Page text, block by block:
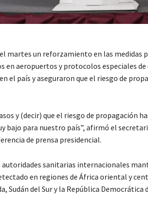
martes un reforzamiento en las medidas
aeropuertos y protocolos especiales de
el país y aseguraron que el riesgo de
y (decir) que el riesgo de propagación
bajo para nuestro país”, afirmó el
de prensa presidencial.
sanitarias internacionales
en regiones de África oriental y
Sudán del Sur y la República Democrática